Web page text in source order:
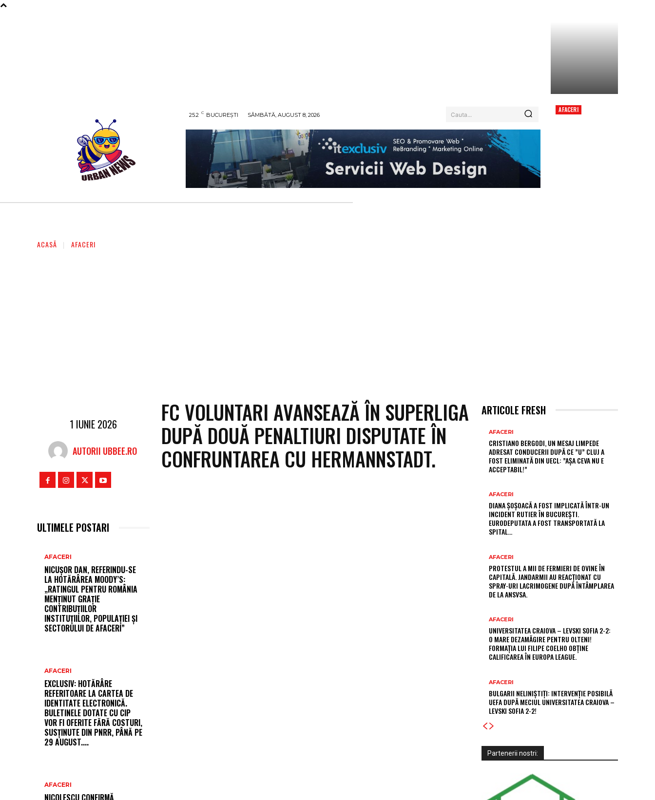
25.2 C BUCUREȘTI SÂMBĂTĂ, AUGUST 8, 2026 Cauta...
AFACERI
ACASĂ AFACERI
1 IUNIE 2026
AUTORII UBBEE.RO
ULTIMELE POSTARI
AFACERI
NICUȘOR DAN, REFERINDU-SE
LA HOTĂRÂREA MOODY’S:
„RATINGUL PENTRU ROMÂNIA
MENȚINUT GRAȚIE
CONTRIBUȚIILOR
INSTITUȚIILOR, POPULAȚIEI ȘI
SECTORULUI DE AFACERI”
AFACERI
EXCLUSIV: HOTĂRÂRE
REFERITOARE LA CARTEA DE
IDENTITATE ELECTRONICĂ.
BULETINELE DOTATE CU CIP
VOR FI OFERITE FĂRĂ COSTURI,
SUSȚINUTE DIN PNRR, PÂNĂ PE
29 AUGUST....
AFACERI
NICOLESCU CONFIRMĂ
FC VOLUNTARI AVANSEAZĂ ÎN SUPERLIGA
DUPĂ DOUĂ PENALTIURI DISPUTATE ÎN
CONFRUNTAREA CU HERMANNSTADT.
ARTICOLE FRESH
AFACERI
CRISTIANO BERGODI, UN MESAJ LIMPEDE
ADRESAT CONDUCERII DUPĂ CE ”U” CLUJ A
FOST ELIMINATĂ DIN UECL: ”AȘA CEVA NU E
ACCEPTABIL!”
AFACERI
DIANA ȘOȘOACĂ A FOST IMPLICATĂ ÎNTR-UN
INCIDENT RUTIER ÎN BUCUREȘTI.
EURODEPUTATA A FOST TRANSPORTATĂ LA
SPITAL…
AFACERI
PROTESTUL A MII DE FERMIERI DE OVINE ÎN
CAPITALĂ. JANDARMII AU REACȚIONAT CU
SPRAY-URI LACRIMOGENE DUPĂ ÎNTÂMPLAREA
DE LA ANSVSA.
AFACERI
UNIVERSITATEA CRAIOVA – LEVSKI SOFIA 2-2:
O MARE DEZAMĂGIRE PENTRU OLTENI!
FORMAȚIA LUI FILIPE COELHO OBȚINE
CALIFICAREA ÎN EUROPA LEAGUE.
AFACERI
BULGARII NELINIȘTIȚI: INTERVENȚIE POSIBILĂ
UEFA DUPĂ MECIUL UNIVERSITATEA CRAIOVA –
LEVSKI SOFIA 2-2!
Partenerii nostri: